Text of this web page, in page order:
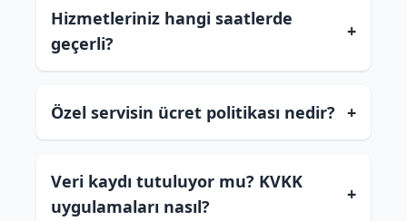
Hizmetleriniz hangi saatlerde
geçerli?
+
Özel servisin ücret politikası nedir? +
Veri kaydı tutuluyor mu? KVKK
uygulamaları nasıl?
+